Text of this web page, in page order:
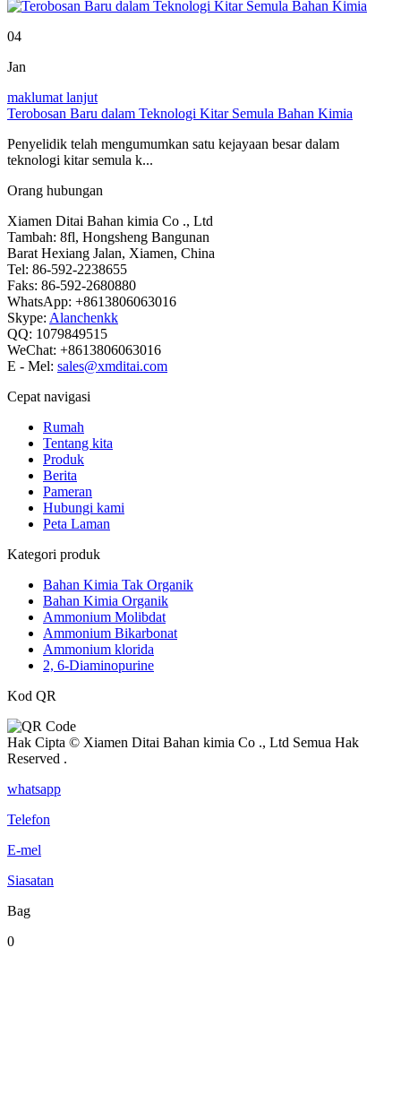
04
Jan
maklumat lanjut
Terobosan Baru dalam Teknologi Kitar Semula Bahan Kimia
Penyelidik telah mengumumkan satu kejayaan besar dalam
teknologi kitar semula k...
Orang hubungan
Xiamen Ditai Bahan kimia Co ., Ltd
Tambah: 8fl, Hongsheng Bangunan
Barat Hexiang Jalan, Xiamen, China
Tel: 86-592-2238655
Faks: 86-592-2680880
WhatsApp: +8613806063016
Skype: Alanchenkk
QQ: 1079849515
WeChat: +8613806063016
E - Mel: sales@xmditai.com
Cepat navigasi
Rumah
Tentang kita
Produk
Berita
Pameran
Hubungi kami
Peta Laman
Kategori produk
Bahan Kimia Tak Organik
Bahan Kimia Organik
Ammonium Molibdat
Ammonium Bikarbonat
Ammonium klorida
2, 6-Diaminopurine
Kod QR
Hak Cipta © Xiamen Ditai Bahan kimia Co ., Ltd Semua Hak
Reserved .
whatsapp
Telefon
E-mel
Siasatan
Bag
0